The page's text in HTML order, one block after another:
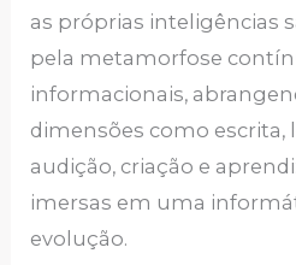
as próprias inteligências
pela metamorfose
informacionais,
dimensões como escrita,
audição, criação e
imersas em uma
evolução.